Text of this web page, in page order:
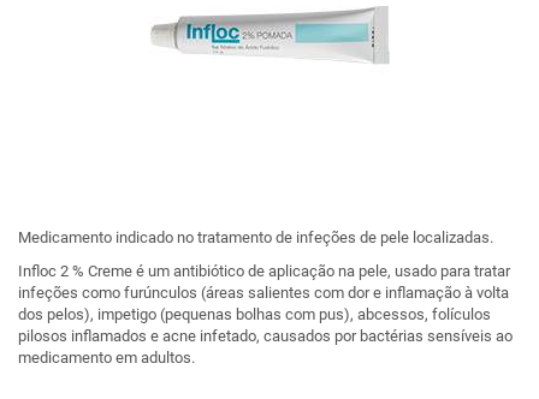
Medicamento indicado no tratamento de infeções de pele localizadas.
Infloc 2 % Creme é um antibiótico de aplicação na pele, usado para tratar
infeções como furúnculos (áreas salientes com dor e inflamação à volta
dos pelos), impetigo (pequenas bolhas com pus), abcessos, folículos
pilosos inflamados e acne infetado, causados por bactérias sensíveis ao
medicamento em adultos.